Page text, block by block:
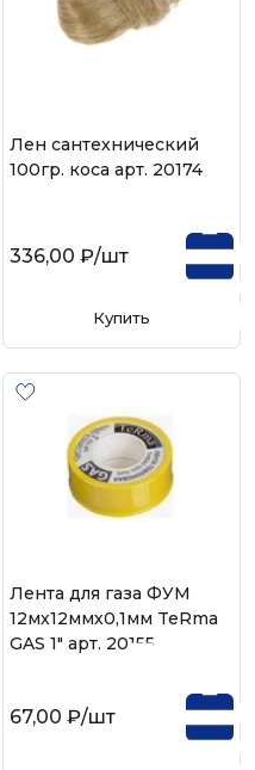
Лен сантехнический
100гр. коса арт. 20174
336,00 ₽/шт
Купить
Лента для газа ФУМ
12мх12ммх0,1мм TeRma
GAS 1" арт. 20155
67,00 ₽/шт